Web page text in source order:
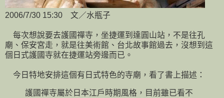
2006/7/30 15:30 文／水瓶子
每次想說要去護國禪寺，坐捷運到達圓山站，不是往孔
廟、保安宮走，就是往美術館、台北故事館過去，沒想到這
個日式護國寺就在捷運站旁邊而已。
今日特地安排這個有日式特色的寺廟，看了書上描述：
護國禪寺屬於日本江戶時期風格，目前雖已看不